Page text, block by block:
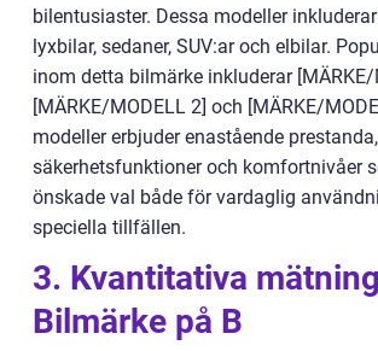
bilentusiaster. Dessa modeller
lyxbilar, sedaner, SUV:ar och elbilar.
inom detta bilmärke inkluderar [MÄRKE/
[MÄRKE/MODELL 2] och [MÄRKE/
modeller erbjuder enastående prestanda,
säkerhetsfunktioner och komfortnivåer
önskade val både för vardaglig
speciella tillfällen.
3. Kvantitativa
Bilmärke på B